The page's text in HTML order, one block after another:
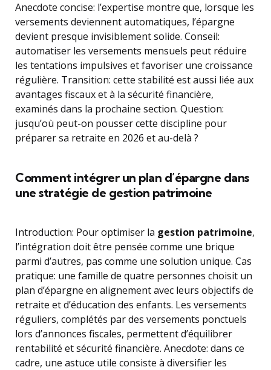
Anecdote concise: l’expertise montre que, lorsque les
versements deviennent automatiques, l’épargne
devient presque invisiblement solide. Conseil:
automatiser les versements mensuels peut réduire
les tentations impulsives et favoriser une croissance
régulière. Transition: cette stabilité est aussi liée aux
avantages fiscaux et à la sécurité financière,
examinés dans la prochaine section. Question:
jusqu’où peut-on pousser cette discipline pour
préparer sa retraite en 2026 et au-delà ?
Comment intégrer un plan d’épargne dans
une stratégie de gestion patrimoine
Introduction: Pour optimiser la gestion patrimoine,
l’intégration doit être pensée comme une brique
parmi d’autres, pas comme une solution unique. Cas
pratique: une famille de quatre personnes choisit un
plan d’épargne en alignement avec leurs objectifs de
retraite et d’éducation des enfants. Les versements
réguliers, complétés par des versements ponctuels
lors d’annonces fiscales, permettent d’équilibrer
rentabilité et sécurité financière. Anecdote: dans ce
cadre, une astuce utile consiste à diversifier les